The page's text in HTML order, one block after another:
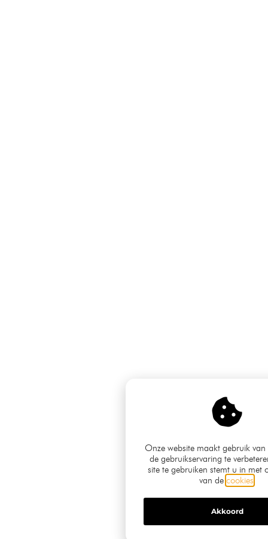
Onze website maakt gebruik
de gebruikservaring te
site te gebruiken stemt u in met
van de cookies
Akkoord